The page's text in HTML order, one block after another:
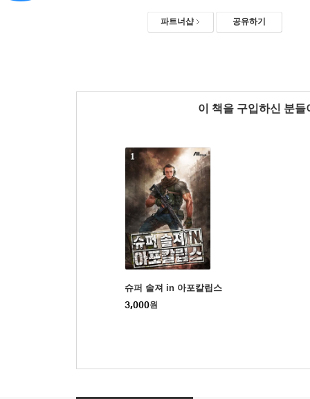
파트너샵 공유하기
이 책을 구입하신 분
슈퍼 솔져 in 아포칼립스
3,000원